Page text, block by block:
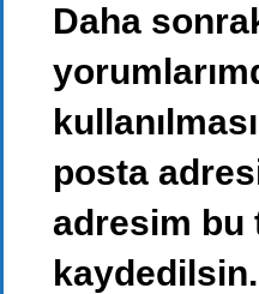
Daha
posta
adresim bu
kaydedilsin.